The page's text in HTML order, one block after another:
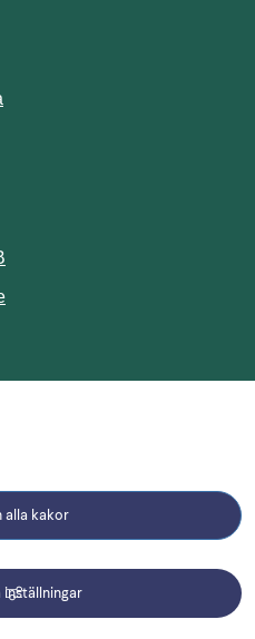
alla kakor
inställningar
Länk till annan webbplats.